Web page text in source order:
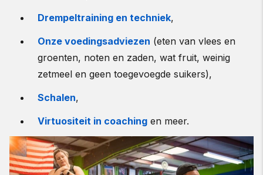
Drempeltraining en techniek,
Onze voedingsadviezen (eten van vlees en
groenten, noten en zaden, wat fruit, weinig
zetmeel en geen toegevoegde suikers),
Schalen,
Virtuositeit in coaching en meer.